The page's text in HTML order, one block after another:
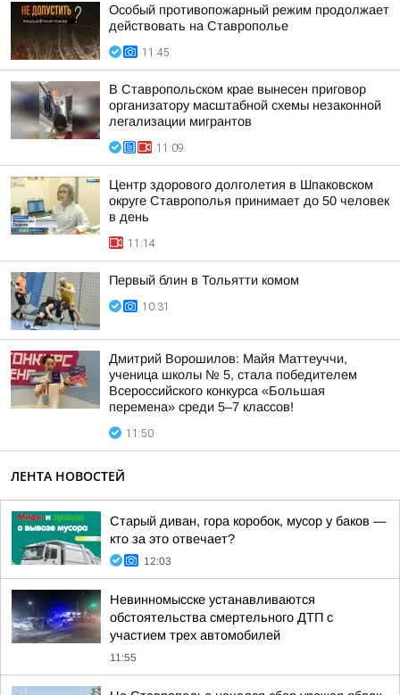
Особый противопожарный режим продолжает
действовать на Ставрополье
11:45
В Ставропольском крае вынесен приговор
организатору масштабной схемы незаконной
легализации мигрантов
11:09
Центр здорового долголетия в Шпаковском
округе Ставрополья принимает до 50 человек
в день
11:14
Первый блин в Тольятти комом
10:31
Дмитрий Ворошилов: Майя Маттеуччи,
ученица школы № 5, стала победителем
Всероссийского конкурса «Большая
перемена» среди 5–7 классов!
11:50
ЛЕНТА НОВОСТЕЙ
Старый диван, гора коробок, мусор у баков —
кто за это отвечает?
12:03
Невинномысске устанавливаются
обстоятельства смертельного ДТП с
участием трех автомобилей
11:55